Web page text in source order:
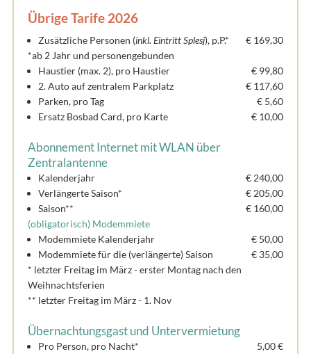
Übrige Tarife 2026
Zusätzliche Personen (inkl. Eintritt Splesj), p.P.*
€ 169,30
*ab 2 Jahr und personengebunden
Haustier (max. 2), pro Haustier
€ 99,80
2. Auto auf zentralem Parkplatz
€ 117,60
Parken, pro Tag
€ 5,60
Ersatz Bosbad Card, pro Karte
€ 10,00
Abonnement Internet mit WLAN über
Zentralantenne
Kalenderjahr
€ 240,00
Verlängerte Saison*
€ 205,00
Saison**
€ 160,00
(obligatorisch) Modemmiete
Modemmiete Kalenderjahr
€ 50,00
Modemmiete für die (verlängerte) Saison
€ 35,00
* letzter Freitag im März - erster Montag nach den
Weihnachtsferien
** letzter Freitag im März - 1. Nov
Übernachtungsgast und Untervermietung
Pro Person, pro Nacht*
5,00 €